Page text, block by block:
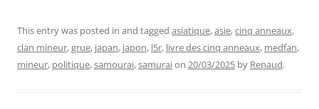
This entry was posted in and tagged asiatique,asie,cinq anneaux,
clan mineur,grue, japan, japon, l5r, livre des cinq anneaux, medfan,
mineur, politique,samourai,samuraion 20/03/2025 by Renaud.